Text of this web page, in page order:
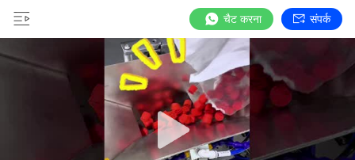
चैट करना संपर्क